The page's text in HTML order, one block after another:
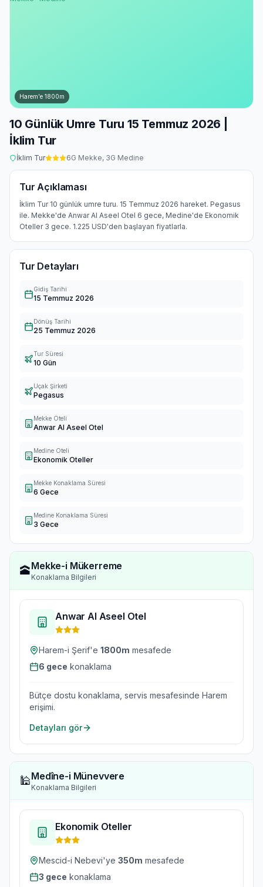
Harem'e 1800m
10 Günlük Umre Turu 15 Temmuz 2026 |
İklim Tur
İklim Tur 6G Mekke, 3G Medine
Tur Açıklaması
İklim Tur 10 günlük umre turu. 15 Temmuz 2026 hareket. Pegasus
ile. Mekke'de Anwar Al Aseel Otel 6 gece, Medine'de Ekonomik
Oteller 3 gece. 1.225 USD'den başlayan fiyatlarla.
Tur Detayları
Gidiş Tarihi
15 Temmuz 2026
Dönüş Tarihi
25 Temmuz 2026
Tur Süresi
10 Gün
Uçak Şirketi
Pegasus
Mekke Oteli
Anwar Al Aseel Otel
Medine Oteli
Ekonomik Oteller
Mekke Konaklama Süresi
6 Gece
Medine Konaklama Süresi
3 Gece
🕋Mekke-i Mükerreme
Konaklama Bilgileri
Anwar Al Aseel Otel
Harem-i Şerif'e 1800m mesafede
6 gece konaklama
Bütçe dostu konaklama, servis mesafesinde Harem
erişimi.
Detayları gör
🕌Medîne-i Münevvere
Konaklama Bilgileri
Ekonomik Oteller
Mescid-i Nebevi'ye 350m mesafede
3 gece konaklama